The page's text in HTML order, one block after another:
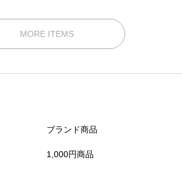
MORE ITEMS
ブランド商品
1,000円商品